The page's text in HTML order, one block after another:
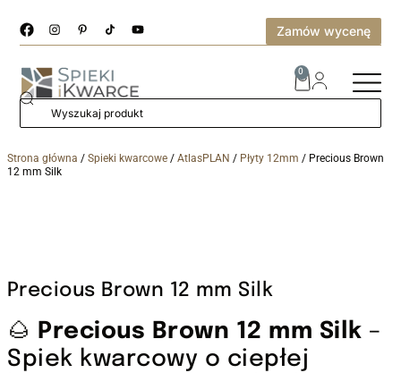
Zamów wycenę
0
Strona główna / Spieki kwarcowe / AtlasPLAN / Płyty 12mm / Precious Brown
12 mm Silk
Precious Brown 12 mm Silk
🌰 Precious Brown 12 mm Silk –
Spiek kwarcowy o ciepłej